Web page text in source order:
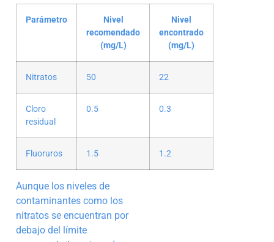
Parámetro
Nivel
recomendado
(mg/L)
Nivel
encontrado
(mg/L)
Nitratos 50 22
Cloro
residual
0.5 0.3
Fluoruros 1.5 1.2
Aunque los niveles de
contaminantes como los
nitratos se encuentran por
debajo del límite